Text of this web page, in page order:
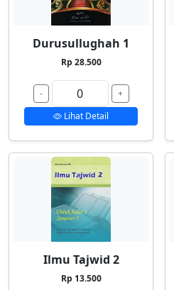
Durusullughah 1
Rp 28.500
-
+
Lihat Detail
Ilmu Tajwid 2
Rp 13.500